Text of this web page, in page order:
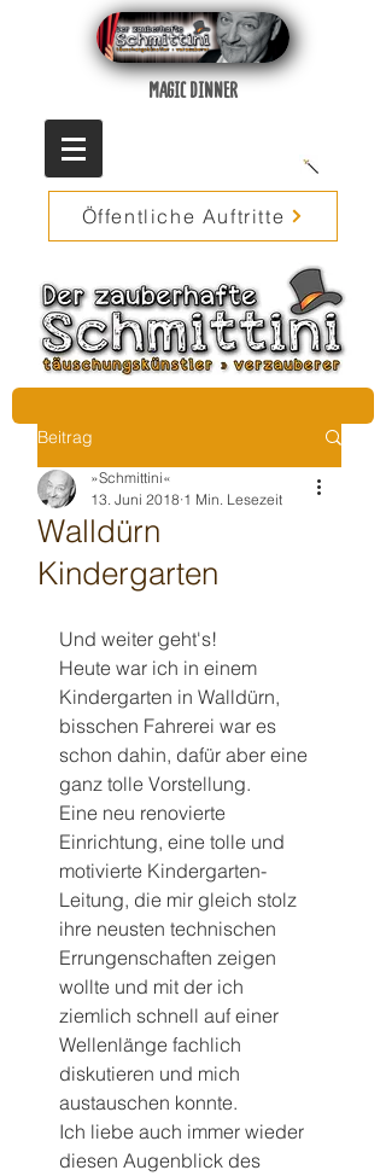
MAGIC DINNER
Öffentliche Auftritte
Beitrag
Walldürn
Kindergarten
»Schmittini«
13. Juni 2018 1 Min. Lesezeit
Und weiter geht's!
Heute war ich in einem
Kindergarten in Walldürn,
bisschen Fahrerei war es
schon dahin, dafür aber eine
ganz tolle Vorstellung.
Eine neu renovierte
Einrichtung, eine tolle und
motivierte Kindergarten-
Leitung, die mir gleich stolz
ihre neusten technischen
Errungenschaften zeigen
wollte und mit der ich
ziemlich schnell auf einer
Wellenlänge fachlich
diskutieren und mich
austauschen konnte.
Ich liebe auch immer wieder
diesen Augenblick des